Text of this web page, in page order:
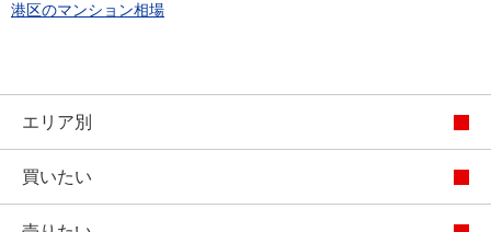
港区のマンション相場
エリア別
買いたい